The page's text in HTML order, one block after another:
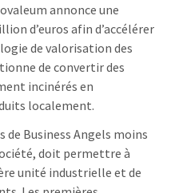
annonce une
d’euros afin d’accélérer
de valorisation des
de convertir des
incinérés en
localement.
Business Angels moins
doit permettre à
unité industrielle et de